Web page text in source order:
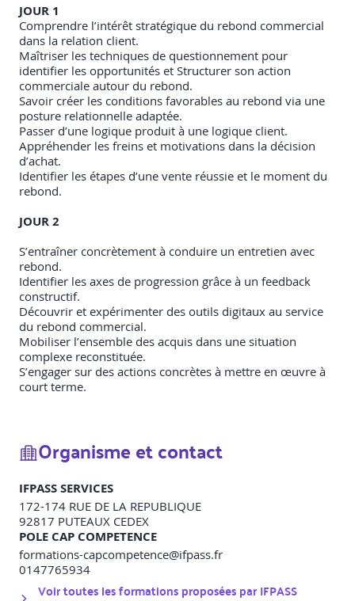
JOUR 1
Comprendre l’intérêt stratégique du rebond commercial
dans la relation client.
Maîtriser les techniques de questionnement pour
identifier les opportunités et Structurer son action
commerciale autour du rebond.
Savoir créer les conditions favorables au rebond via une
posture relationnelle adaptée.
Passer d’une logique produit à une logique client.
Appréhender les freins et motivations dans la décision
d’achat.
Identifier les étapes d’une vente réussie et le moment du
rebond.
JOUR 2
S’entraîner concrètement à conduire un entretien avec
rebond.
Identifier les axes de progression grâce à un feedback
constructif.
Découvrir et expérimenter des outils digitaux au service
du rebond commercial.
Mobiliser l’ensemble des acquis dans une situation
complexe reconstituée.
S’engager sur des actions concrètes à mettre en œuvre à
court terme.
Organisme et contact
IFPASS SERVICES
172-174 RUE DE LA REPUBLIQUE
92817 PUTEAUX CEDEX
POLE CAP COMPETENCE
formations-capcompetence@ifpass.fr
0147765934
Voir toutes les formations proposées parIFPASS